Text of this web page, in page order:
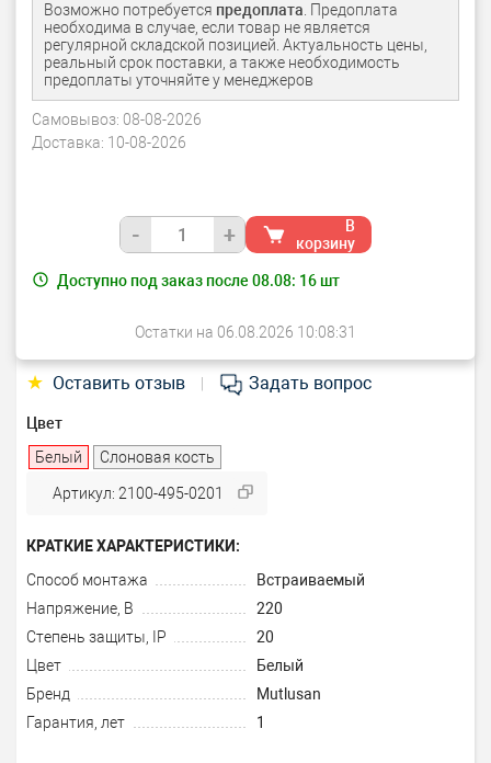
Возможно потребуется предоплата. Предоплата
необходима в случае, если товар не является
регулярной складской позицией. Актуальность цены,
реальный срок поставки, а также необходимость
предоплаты уточняйте у менеджеров
Самовывоз: 08-08-2026
Доставка: 10-08-2026
- +
В
корзину
Доступно под заказ после 08.08: 16шт
Остатки на 06.08.2026 10:08:31
★ Оставить отзыв Задать вопрос
Цвет
Белый
Слоновая кость
Артикул: 2100-495-0201
КРАТКИЕ ХАРАКТЕРИСТИКИ:
Способ монтажа
Встраиваемый
Напряжение, В
220
Степень защиты, IP
20
Цвет
Белый
Бренд
Mutlusan
Гарантия, лет
1